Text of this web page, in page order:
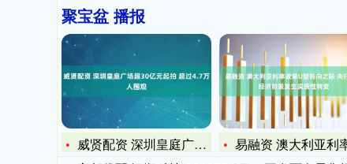
聚宝盆 播报
威贤配资 深圳皇庭广场超30亿元起拍 超过4.7万人围观
易融资 澳大利亚利率政策U型转向之际 央行判断经济前景发